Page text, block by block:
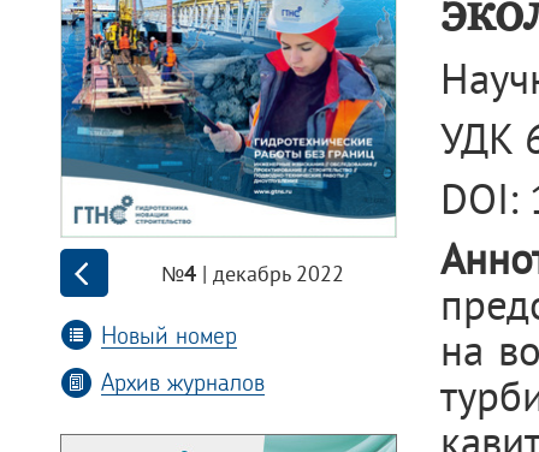
№4 | декабрь 2022
Новый номер
Архив журналов
УДК
DOI:
на